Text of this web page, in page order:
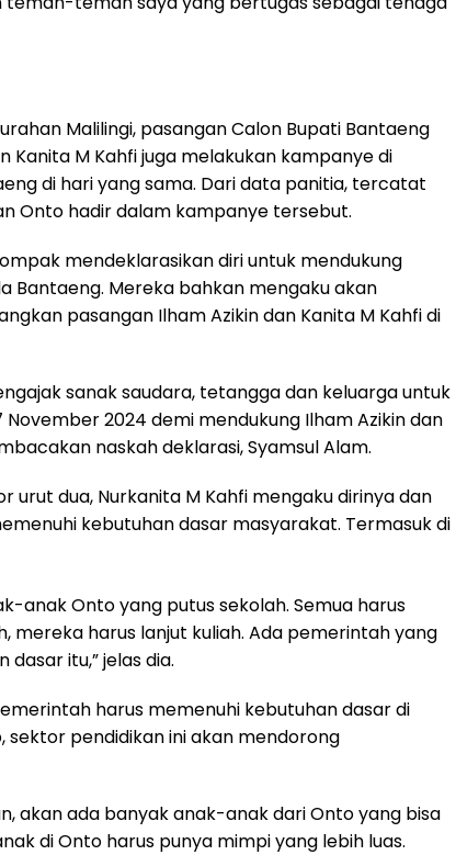
Malilingi, pasangan Calon Bupati Bantaeng
Kanita M Kahfi juga melakukan kampanye di
di hari yang sama. Dari data panitia, tercatat
Onto hadir dalam kampanye tersebut.
mendeklarasikan diri untuk mendukung
Bantaeng. Mereka bahkan mengaku akan
pasangan Ilham Azikin dan Kanita M Kahfi di
sanak saudara, tetangga dan keluarga untuk
2024 demi mendukung Ilham Azikin dan
naskah deklarasi, Syamsul Alam.
urut dua, Nurkanita M Kahfi mengaku dirinya dan
kebutuhan dasar masyarakat. Termasuk di
anak Onto yang putus sekolah. Semua harus
mereka harus lanjut kuliah. Ada pemerintah yang
itu,” jelas dia.
harus memenuhi kebutuhan dasar di
sektor pendidikan ini akan mendorong
akan ada banyak anak-anak dari Onto yang bisa
di Onto harus punya mimpi yang lebih luas.